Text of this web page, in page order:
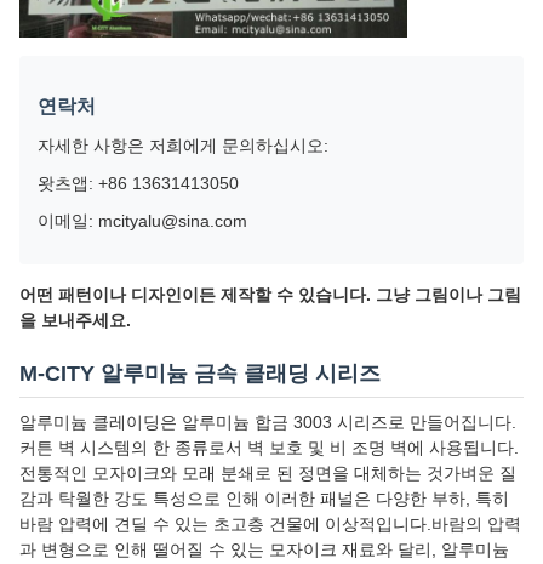
연락처
자세한 사항은 저희에게 문의하십시오:
왓츠앱: +86 13631413050
이메일: mcityalu@sina.com
어떤 패턴이나 디자인이든 제작할 수 있습니다. 그냥 그림이나 그림
을 보내주세요.
M-CITY 알루미늄 금속 클래딩 시리즈
알루미늄 클레이딩은 알루미늄 합금 3003 시리즈로 만들어집니다.
커튼 벽 시스템의 한 종류로서 벽 보호 및 비 조명 벽에 사용됩니다.
전통적인 모자이크와 모래 분쇄로 된 정면을 대체하는 것가벼운 질
감과 탁월한 강도 특성으로 인해 이러한 패널은 다양한 부하, 특히
바람 압력에 견딜 수 있는 초고층 건물에 이상적입니다.바람의 압력
과 변형으로 인해 떨어질 수 있는 모자이크 재료와 달리, 알루미늄